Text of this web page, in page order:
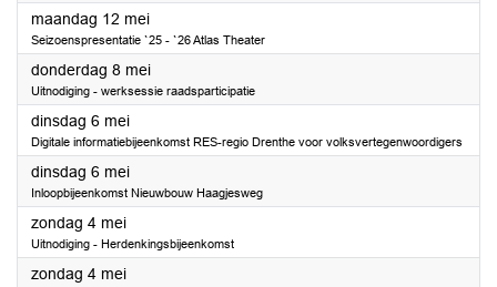
maandag 12 mei2025
Seizoenspresentatie `25 - `26 Atlas Theater
donderdag 8 mei2025
Uitnodiging - werksessie raadsparticipatie
dinsdag 6 mei2025
Digitale informatiebijeenkomst RES-regio Drenthe voor volksvertegenwoordigers
dinsdag 6 mei2025
Inloopbijeenkomst Nieuwbouw Haagjesweg
zondag 4 mei2025
Uitnodiging - Herdenkingsbijeenkomst
zondag 4 mei2025